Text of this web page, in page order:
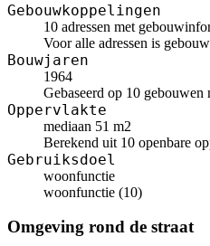
Gebouwkoppelingen
10 adressen met
Voor alle adressen is
Bouwjaren
1964
Gebaseerd op 10 gebouwen
Oppervlakte
mediaan 51 m2
Berekend uit 10 openbare
Gebruiksdoel
woonfunctie
woonfunctie (10)
Omgeving rond de straat